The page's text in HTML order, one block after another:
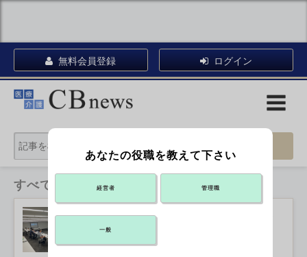
無料会員登録 ログイン
すべてのカテゴリ
老朽病院支援、予算編成に向け枠組み
具体化
あなたの役職を教えて下さい
経営者 管理職
一般